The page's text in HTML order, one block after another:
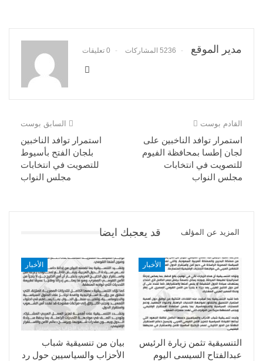
مدير الموقع 5236 المشاركات 0 تعليقات
السابق بوست
استمرار توافد الناخبين
بلجان الفتح بأسيوط
للتصويت في انتخابات
مجلس النواب
القادم بوست
استمرار توافد الناخبين على
لجان إطسا بمحافظة الفيوم
للتصويت في انتخابات
مجلس النواب
قد يعجبك ايضا المزيد عن المؤلف
الأخبار
بيان من تنسيقية شباب
الأحزاب والسياسيين حول رد
الأخبار
التنسيقية تثمن زيارة الرئيس
عبدالفتاح السيسى اليوم